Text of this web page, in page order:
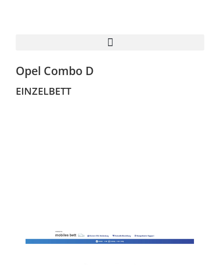
Opel Combo D
EINZELBETT